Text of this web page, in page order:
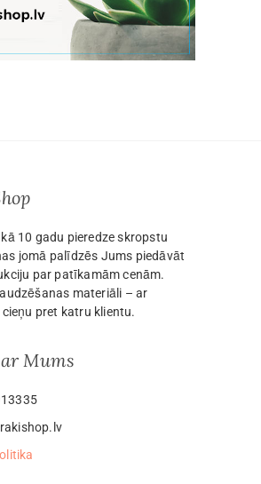
10 gadu pieredze skropstu
jomā palīdzēs Jums piedāvāt
par patīkamām cenām.
materiāli – ar
pret katru klientu.
Mums